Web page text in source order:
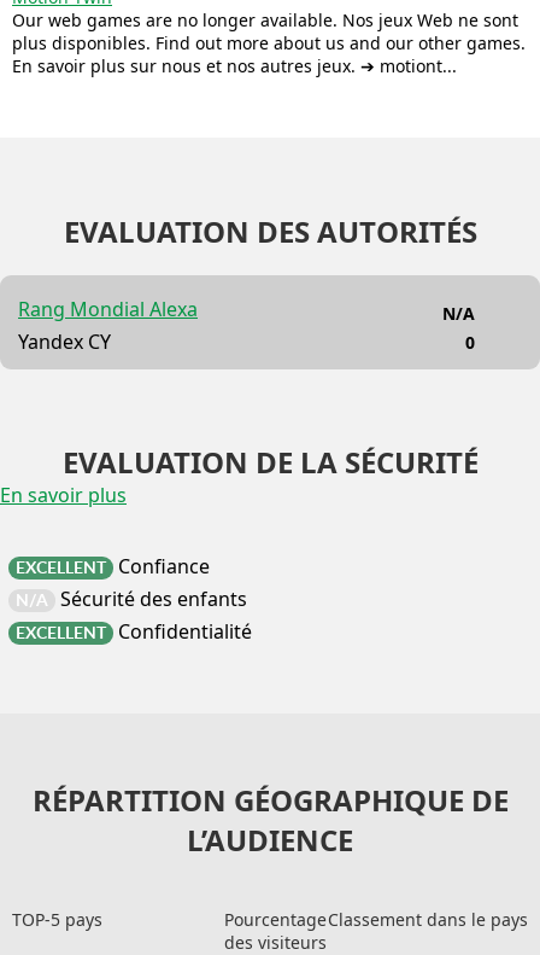
Our web games are no longer available. Nos jeux Web ne sont
plus disponibles. Find out more about us and our other games.
En savoir plus sur nous et nos autres jeux. ➔ motiont...
EVALUATION DES AUTORITÉS
Rang Mondial Alexa
Yandex CY
N/A
0
EVALUATION DE LA SÉCURITÉ
En savoir plus
EXCELLENT Confiance
N/A Sécurité des enfants
EXCELLENT Confidentialité
RÉPARTITION GÉOGRAPHIQUE DE
L’AUDIENCE
TOP-5 pays
Pourcentage
des visiteurs
Classement dans le pays